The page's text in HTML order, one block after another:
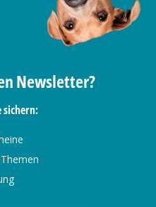
Newsletter?
sichern: